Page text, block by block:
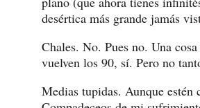
desértica más grande jamás
Chales. No. Pues no. Una
vuelven los 90, sí. Pero no
Medias tupidas. Aunque